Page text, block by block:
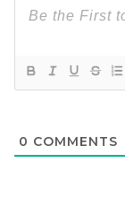
0 COMMENTS